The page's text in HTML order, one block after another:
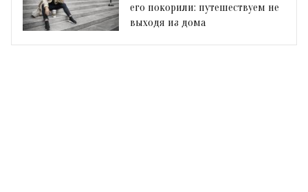
его покорили: путешествуем не
выходя из дома